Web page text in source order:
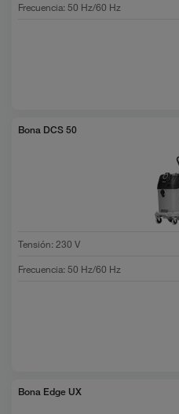
Frecuencia:50 Hz/60 Hz
Bona DCS 50
Tensión:230 V
Frecuencia:50 Hz/60 Hz
Bona Edge UX